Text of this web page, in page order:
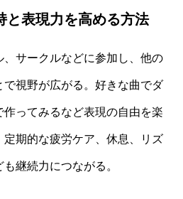
と表現力を高める方法
サークルなどに参加し、他の
で視野が広がる。好きな曲でダ
ってみるなど表現の自由を楽
定期的な疲労ケア、休息、リズ
継続力につながる。